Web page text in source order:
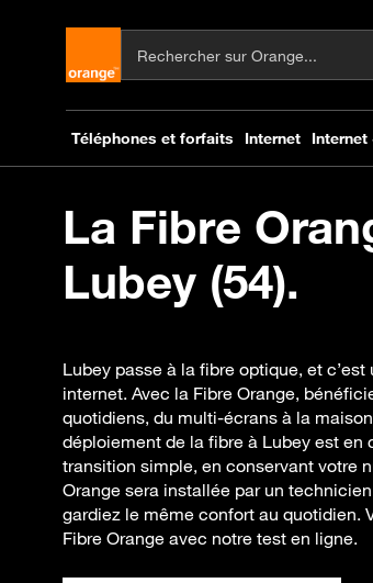
La Fibre
Lubey (54).
Lubey passe à la fibre optique, et
internet. Avec la Fibre Orange,
quotidiens, du multi-écrans à la
déploiement de la fibre à Lubey est
transition simple, en conservant votre
Orange sera installée par un
gardiez le même confort au quotidien.
Fibre Orange avec notre test en ligne.